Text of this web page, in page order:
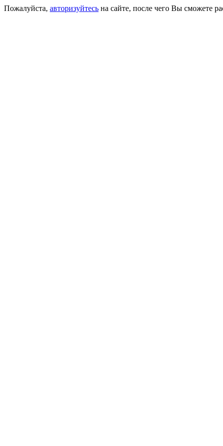
Пожалуйста, авторизуйтесь на сайте, после чего Вы сможете